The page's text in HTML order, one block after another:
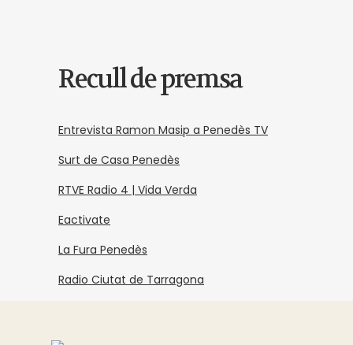
Recull de premsa
Entrevista Ramon Masip a Penedès TV
Surt de Casa Penedès
RTVE Radio 4 | Vida Verda
Eactivate
La Fura Penedès
Radio Ciutat de Tarragona